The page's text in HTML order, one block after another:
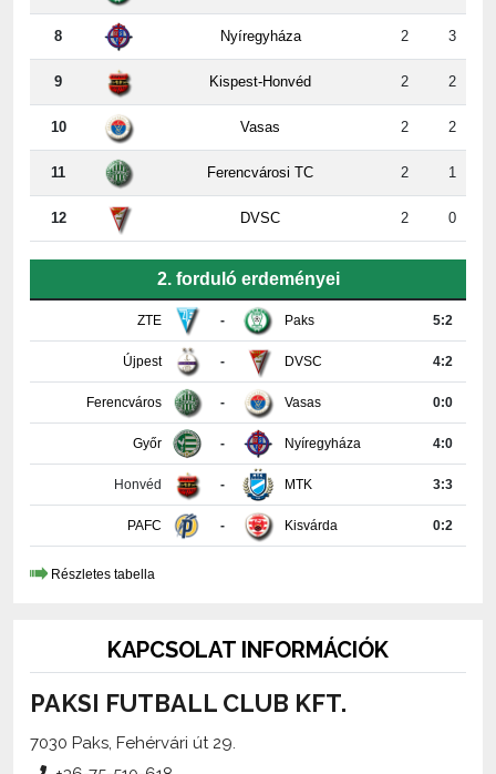
9 Kispest-Honvéd 2 2
10 Vasas 2 2
11 Ferencvárosi TC 2 1
12 DVSC 2 0
ZTE - Paks
Újpest DVSC 4:2
Ferencváros Vasas 0:0
Győr Nyíregyháza 4:0
Honvéd MTK 3:3
PAFC Kisvárda 0:2
Részletes tabella
PAKSI FUTBALL CLUB KFT.
7030 Paks, Fehérvári út 29.